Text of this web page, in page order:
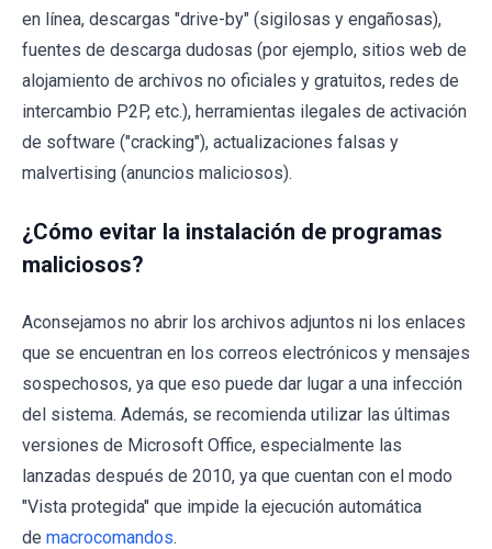
en línea, descargas "drive-by" (sigilosas y engañosas),
fuentes de descarga dudosas (por ejemplo, sitios web de
alojamiento de archivos no oficiales y gratuitos, redes de
intercambio P2P, etc.), herramientas ilegales de activación
de software ("cracking"), actualizaciones falsas y
malvertising (anuncios maliciosos).
¿Cómo evitar la instalación de programas
maliciosos?
Aconsejamos no abrir los archivos adjuntos ni los enlaces
que se encuentran en los correos electrónicos y mensajes
sospechosos, ya que eso puede dar lugar a una infección
del sistema. Además, se recomienda utilizar las últimas
versiones de Microsoft Office, especialmente las
lanzadas después de 2010, ya que cuentan con el modo
"Vista protegida" que impide la ejecución automática
de macrocomandos.